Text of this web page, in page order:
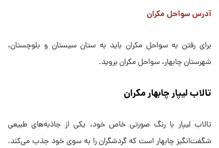
آدرس سواحل مکران
برای رفتن به سواحل مکران باید به ستان سیستان و بلوچستان،
شهرستان چابهار، سواحل مکران بروید.
تالاب لیپار چابهار مکران
تالاب لیپار با رنگ صورتی خاص خود، یکی از جاذبه‌های طبیعی
شگفت‌انگیز چابهار است که گردشگران را به سوی خود جذب می‌کند.